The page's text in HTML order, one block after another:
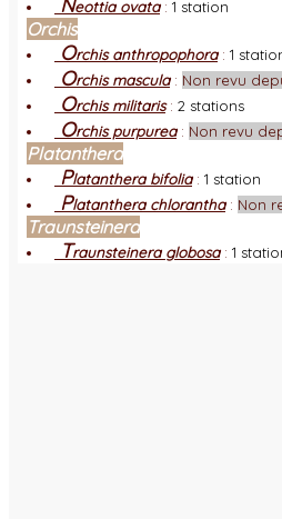
eottia ovata: 1 station
Orchis
Orchis anthropophora: 1
Orchis mascula: Non revu
Orchis militaris: 2 stations
Orchis purpurea: Non revu
Platanthera
Platanthera bifolia: 1 station
Platanthera chlorantha: Non
Traunsteinera
Traunsteinera globosa: 1